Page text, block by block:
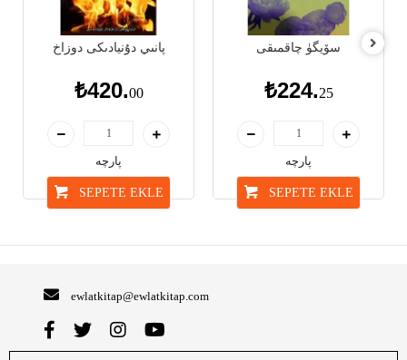
پانىي دۇنيادىكى دوزاخ
₺420.00
پارچە
SEPETE EKLE
سۆيگۈ چاقمىقى
₺224.25
پارچە
SEPETE EKLE
ewlatkitap@ewlatkitap.com